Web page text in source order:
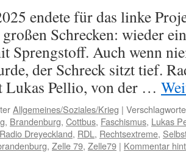
endete für das linke
Schrecken: wieder
Sprengstoff. Auch wenn
der Schreck sitzt tief.
Lukas Pellio, von der …
Allgemeines/Soziales/Krieg |
, Brandenburg, Cottbus, Faschismus, Lukas
Radio Dreyeckland, RDL , Rechtsextreme,
, Zelle 79, Zelle79 | Kommentar